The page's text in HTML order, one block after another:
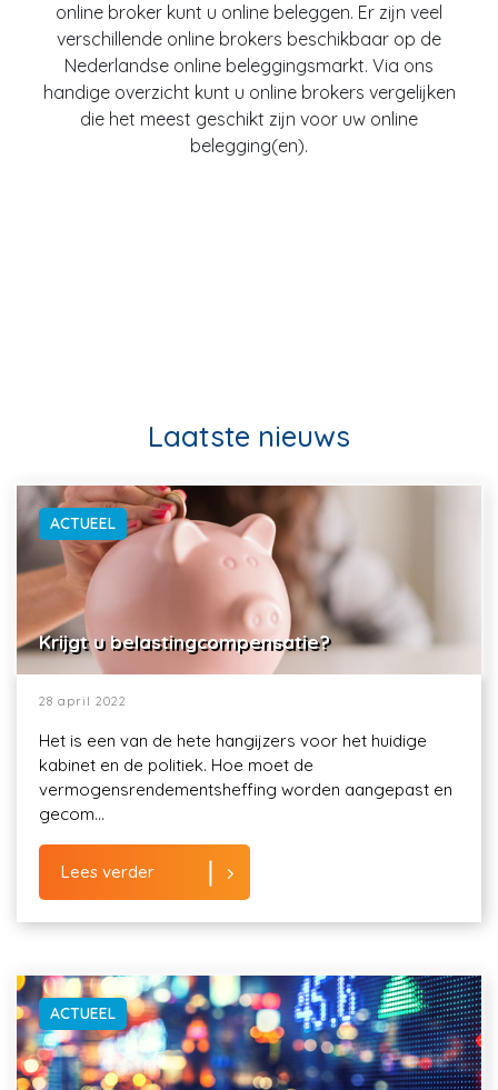
online broker kunt u online beleggen. Er zijn veel
verschillende online brokers beschikbaar op de
Nederlandse online beleggingsmarkt. Via ons
handige overzicht kunt u online brokers vergelijken
die het meest geschikt zijn voor uw online
belegging(en).
Laatste nieuws
ACTUEEL
Krijgt u belastingcompensatie?
28 april 2022
Het is een van de hete hangijzers voor het huidige
kabinet en de politiek. Hoe moet de
vermogensrendementsheffing worden aangepast en
gecom...
Lees verder
ACTUEEL